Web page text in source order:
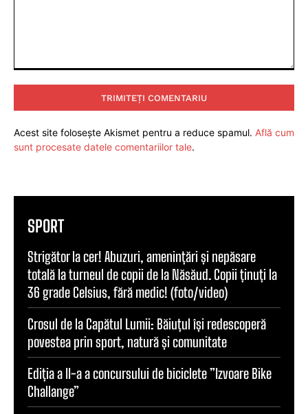
Acest site folosește Akismet pentru a reduce spamul. Află cum
sunt procesate datele comentariilor tale.
SPORT
Strigător la cer! Abuzuri, amenințări și nepăsare
totală la turneul de copii de la Năsăud. Copii ținuți la
36 grade Celsius, fără medic! (foto/video)
Crosul de la Capătul Lumii: Băiuțul își redescoperă
povestea prin sport, natură și comunitate
Ediția a II-a a concursului de biciclete ”Izvoare Bike
Challange”